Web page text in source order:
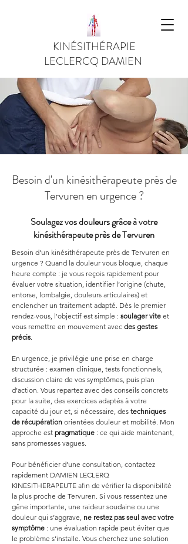
KINÉSITHÉRAPIE
LECLERCQ DAMIEN
Besoin d'un kinésithérapeute près de
Tervuren en urgence ?
Soulagez vos douleurs grâce à votre
kinésithérapeute près de Tervuren
Besoin d'un kinésithérapeute près de Tervuren en
urgence ? Quand la douleur vous bloque, chaque
heure compte : je vous reçois rapidement pour
évaluer votre situation, identifier l’origine (chute,
entorse, lombalgie, douleurs articulaires) et
enclencher un traitement adapté. Dès le premier
rendez-vous, l’objectif est simple : soulager vite et
vous remettre en mouvement avec des gestes
précis.
En urgence, je privilégie une prise en charge
structurée : examen clinique, tests fonctionnels,
discussion claire de vos symptômes, puis plan
d’action. Vous repartez avec des conseils concrets
pour la suite, des exercices adaptés à votre
capacité du jour et, si nécessaire, des techniques
de récupération orientées douleur et mobilité. Mon
approche est pragmatique : ce qui aide maintenant,
sans promesses vagues.
Pour bénéficier d’une consultation, contactez
rapidement DAMIEN LECLERQ
KINESITHERAPEUTE afin de vérifier la disponibilité
la plus proche de Tervuren. Si vous ressentez une
gêne importante, une raideur soudaine ou une
douleur qui s’aggrave, ne restez pas seul avec votre
symptôme : une évaluation rapide peut éviter que
le problème s’installe. Vous cherchez une solution